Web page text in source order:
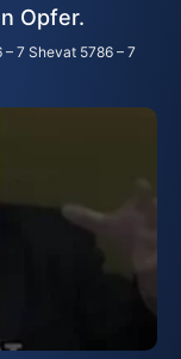
Opfer.
7 Shevat 5786 – 7